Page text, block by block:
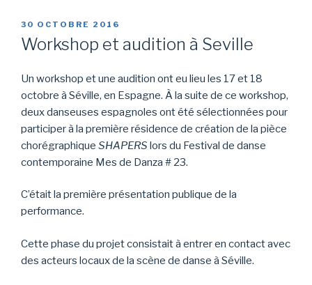
PUBLIÉ
LE
30 OCTOBRE 2016
Workshop et audition à Seville
Un workshop et une audition ont eu lieu les 17 et 18
octobre à Séville, en Espagne. À la suite de ce workshop,
deux danseuses espagnoles ont été sélectionnées pour
participer à la première résidence de création de la pièce
chorégraphique SHAPERS lors du Festival de danse
contemporaine Mes de Danza # 23.
C’était la première présentation publique de la
performance.
Cette phase du projet consistait à entrer en contact avec
des acteurs locaux de la scène de danse à Séville.